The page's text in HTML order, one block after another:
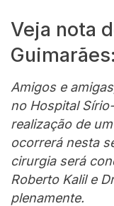
Veja nota
Guimarães:
Amigos e
no Hospital
realização de
ocorrerá nesta
cirurgia será
Roberto Kalil e
plenamente.